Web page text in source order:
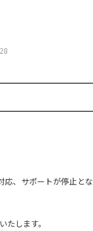
応、サポートが停止とな
たします。